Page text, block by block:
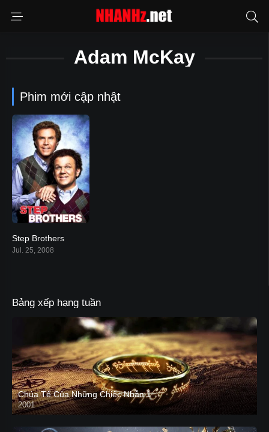
Adam McKay
Phim mới cập nhật
Step Brothers
Jul. 25, 2008
Bảng xếp hạng tuần
Chúa Tể Của Những Chiếc Nhẫn 1
2001